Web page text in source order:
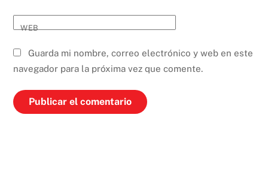
WEB
Guarda mi nombre, correo electrónico y web en este
navegador para la próxima vez que comente.